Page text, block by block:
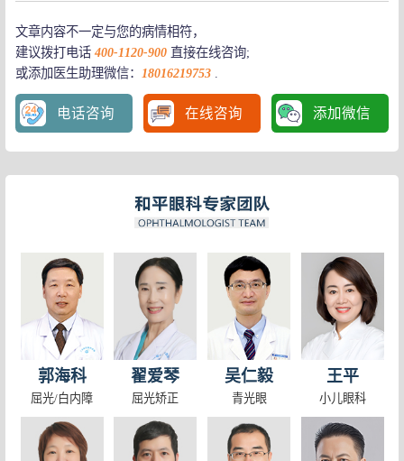
文章内容不一定与您的病情相符，
建议拨打电话 400-1120-900直接在线咨询;
或添加医生助理微信： 18016219753.
电话咨询 在线咨询 添加微信
暑假是近视的“分水岭”，请家长收好这份儿童护眼全指南！
你了解“假性近视”吗？如何判断和预防？上海儿童近视怎么办
戴镜半年，200度近视竟然消失了？没想到是......上海看眼科哪个
儿童青少年初次配镜没经验？这份指南请收好！上海看眼科哪个
必看 | 开学前4件事，守护孩子好视力 上海看眼科哪个医院好
孩子眯眼就是近视？答案你可能猜错了 上海看眼科哪个医院好
离焦眼镜与普通眼镜到底有什么区别？
近视越来越低龄化，家长孩子需要注意这些 上海看眼科医院
儿童近视 如何治疗较好
孩子近视了怎么样治疗好?
上海和平眼科专家告诉你，儿童近视要怎么治疗?
电子产品竟然不是导致孩子近视的主要元凶？
孩子近视了怎么办？上海儿科医生告诉你
上海小儿眼科医生教你分辨真假性近视及孩子高度近视
孩子为什么会近视？小儿眼科医生教你如何进行视力防控
长时间玩手机对眼睛危害有多大？上海眼科医院哪个好？
春天是治白内障的好时机
怎样才能发现早期青光眼
青光眼的症状有哪些?
眼底疾病能用激光治疗吗
眼睛高度近视不能做手术怎么办
激光治疗近视效果如何？
眼部雕琢艺术——飞秒激光
如何预防假性近视和真性近视
弱视儿童要注意哪些
成人斜视怎么办？选择斜视显微微创技术
不同类型白内障病因的揭晓
ICL晶体会被别人看见吗
郭海科
屈光/白内障
翟爱琴
屈光矫正
吴仁毅
青光眼
王平
小儿眼科